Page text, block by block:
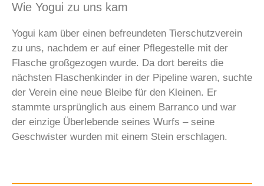
Wie Yogui zu uns kam
Yogui kam über einen befreundeten Tierschutzverein
zu uns, nachdem er auf einer Pflegestelle mit der
Flasche großgezogen wurde. Da dort bereits die
nächsten Flaschenkinder in der Pipeline waren, suchte
der Verein eine neue Bleibe für den Kleinen. Er
stammte ursprünglich aus einem Barranco und war
der einzige Überlebende seines Wurfs – seine
Geschwister wurden mit einem Stein erschlagen.